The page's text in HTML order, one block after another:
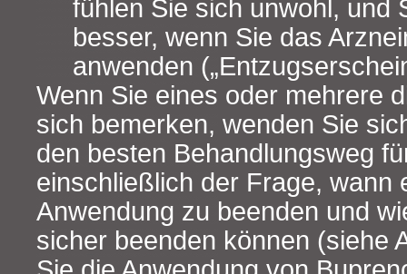
fühlen Sie sich unwohl, und
besser, wenn Sie das
anwenden
Wenn Sie eines oder mehrere
sich bemerken, wenden Sie
den besten Behandlungsweg
einschließlich der Frage, wann
Anwendung zu beenden und
sicher beenden können (siehe